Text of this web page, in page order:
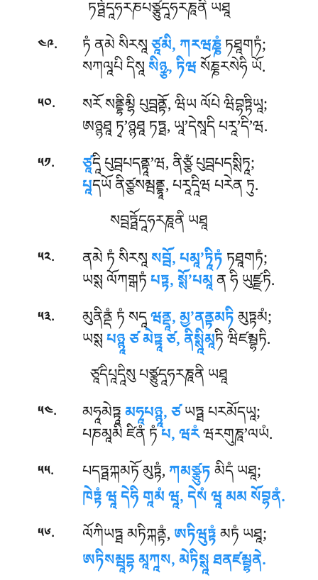
ཏཏྠོདཱཧརཎཔཙྩུདཱཧརཎཱནི ཡཐཱ
༤༩. ཏཾ ནམེ སིརསཱཙཱམི, ཀརཝཎྞཾཏཐཱགཏཾ;
སཀལཱཔི དིསཱསིཉྩ, ཏིཝསོཎྞརསེཧི ཡོ.
༥༠. སརོ སནྡྷིམྷི པུབྦནྟོ, ཝིཡ ལོཔེ ཝིབྷཏྟིཡཱ;
ཨཉྙཐཱ ཏྭ’ཉྙཐཱ ཏཏྠ, ཡཱ’དེསཱདི པརཱ’དི’ཝ.
༥༡. ཙཱདཱི པུབྦཔདནྟཱ’ཝ, ནིཙྩཾ པུབྦཔདསྶིཏཱ;
པཱདཡོ ནིཙྩསམྦནྡྷཱ, པརཱདཱིཝ པརེན ཏུ.
སབྦཏྠོདཱཧརཎཱནི ཡཐཱ
༥༢. ནམེ ཏཾ སིརསཱསབྦོ, པམཱ’ཏཱིཏཾཏཐཱགཏཾ;
ཡསྶ ལོཀགྒཏཾཔཏྟ, སྶོ’པམཱན ཧི ཡུཛྫཏི.
༥༣. མུནིནྡཾ ཏཾ སདཱཝནྡཱ, མྱ’ནནྟམཏིམུཏྟམཾ;
ཡསྶཔཉྙཱ ཙ མེཏྟཱ ཙ, ནིསྶཱིམཱཏི ཝིཛམྦྷཏི.
ཙཱདིཔཱདཱིསུ པཙྩུདཱཧརཎཱནི ཡཐཱ
༥༤. མཧཱམེཏྟཱམཧཱཔཉྙཱ, ཙཡཏྠ པརམོདཡཱ;
པཎམཱམི ཛིནཾ ཏཾཔ, ཝརཾཝརགུཎཱ’ལཡཾ.
༥༥. པདཏྠཀྐམཏོ མུཏྟཾ,ཀམཙྩུཏམིདཾ ཡཐཱ;
ཁེཏྟཾ ཝཱ དེཧི གཱམཾ ཝཱ, དེསཾ ཝཱ མམ སོབྷནཾ.
༥༦. ལོཀིཡཏྠམཏིཀྐནྟཾ,ཨཏིཝུཏྟཾམཏཾ ཡཐཱ;
ཨཏིསམྦཱདྷ མཱཀཱས, མེཏིསྶཱ ཐནཛམྦྷནེ.